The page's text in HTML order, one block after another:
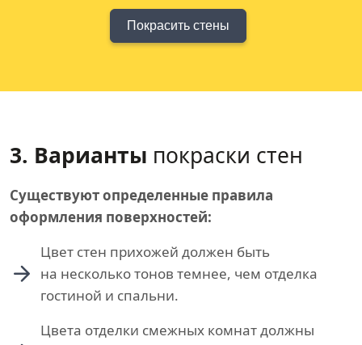
Покрасить стены
3. Варианты покраски стен
Существуют определенные правила
оформления поверхностей:
Цвет стен прихожей должен быть
на несколько тонов темнее, чем отделка
гостиной и спальни.
Цвета отделки смежных комнат должны